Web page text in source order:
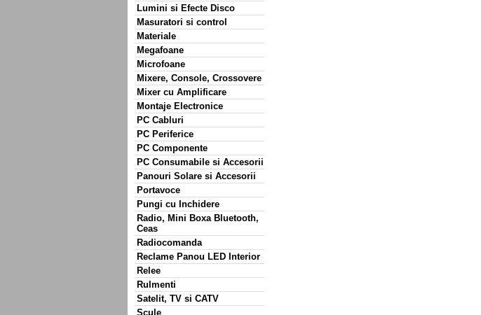
Lumini si Efecte Disco
Masuratori si control
Materiale
Megafoane
Microfoane
Mixere, Console, Crossovere
Mixer cu Amplificare
Montaje Electronice
PC Cabluri
PC Periferice
PC Componente
PC Consumabile si Accesorii
Panouri Solare si Accesorii
Portavoce
Pungi cu Inchidere
Radio, Mini Boxa Bluetooth,
Ceas
Radiocomanda
Reclame Panou LED Interior
Relee
Rulmenti
Satelit, TV si CATV
Scule